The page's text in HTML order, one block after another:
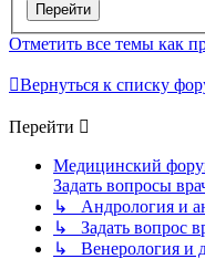
Отметить все темы как
Вернуться к списку
Перейти
Медицинский
Задать вопросы
↳ Андрология и
↳ Задать вопрос
↳ Венерология и